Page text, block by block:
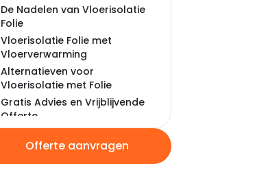
De Nadelen van Vloerisolatie
Folie
Vloerisolatie Folie met
Vloerverwarming
Alternatieven voor
Vloerisolatie met Folie
Gratis Advies en Vrijblijvende
Offerte
Offerte aanvragen